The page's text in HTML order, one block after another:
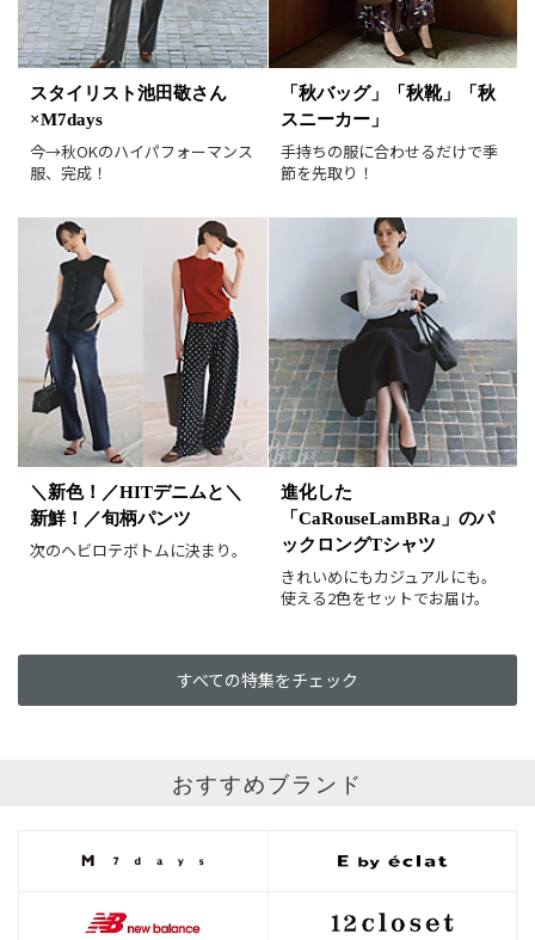
並び順 おすすめ順
人気順
新着順
価格が安い順
価格が高い順
値下げ実施日順
レビュー高評価順
カラー（複数選択可）
ホワイト ブラック
グレー
ベージュ
ブラウン
オレンジ
イエロー
レッド
ピンク
パープル
グリーン
ブルー
ゴールド
シルバー マルチ
スタイリスト池田敬さん
×M7days
今→秋OKのハイパフォーマンス
服、完成！
「秋バッグ」「秋靴」「秋
スニーカー」
手持ちの服に合わせるだけで季
節を先取り！
＼新色！／HITデニムと＼
新鮮！／旬柄パンツ
次のヘビロテボトムに決まり。
進化した
「CaRouseLamBRa」のパ
ックロングTシャツ
きれいめにもカジュアルにも。
使える2色をセットでお届け。
すべての特集をチェック
おすすめブランド